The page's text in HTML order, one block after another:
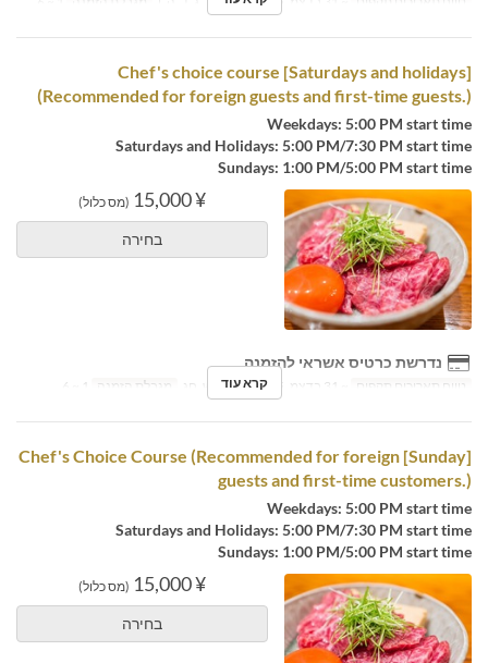
[Saturdays and holidays] Chef's choice course
(Recommended for foreign guests and first-time guests.)
Weekdays: 5:00 PM start time
Saturdays and Holidays: 5:00 PM/7:30 PM start time
Sundays: 1:00 PM/5:00 PM start time
¥ 15,000 (מס כלול)
בחירה
נדרשת כרטיס אשראי להזמנה
טווח תאריכים תקפים ימים ש, חג מגבלת הזמנה קרא עוד
[Sunday] Chef's Choice Course (Recommended for foreign
guests and first-time customers.)
Weekdays: 5:00 PM start time
Saturdays and Holidays: 5:00 PM/7:30 PM start time
Sundays: 1:00 PM/5:00 PM start time
¥ 15,000 (מס כלול)
בחירה